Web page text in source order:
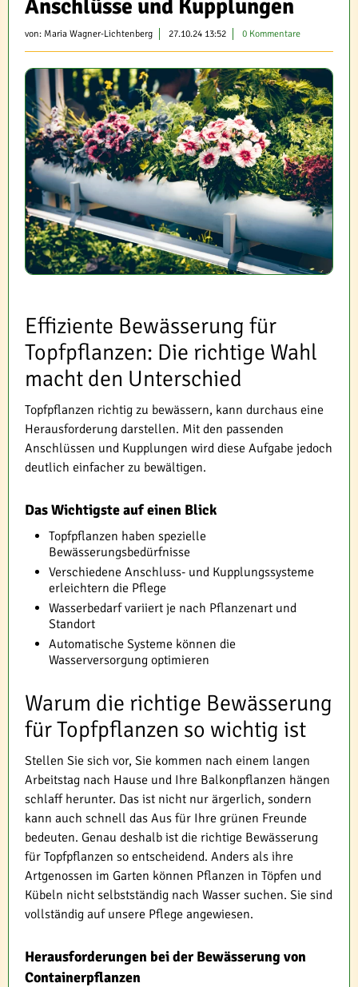
Anschlüsse und Kupplungen
von: Maria Wagner-Lichtenberg 27.10.24 13:52 0 Kommentare
Effiziente Bewässerung für
Topfpflanzen: Die richtige Wahl
macht den Unterschied
Topfpflanzen richtig zu bewässern, kann durchaus eine
Herausforderung darstellen. Mit den passenden
Anschlüssen und Kupplungen wird diese Aufgabe jedoch
deutlich einfacher zu bewältigen.
Das Wichtigste auf einen Blick
Topfpflanzen haben spezielle
Bewässerungsbedürfnisse
Verschiedene Anschluss- und Kupplungssysteme
erleichtern die Pflege
Wasserbedarf variiert je nach Pflanzenart und
Standort
Automatische Systeme können die
Wasserversorgung optimieren
Warum die richtige Bewässerung
für Topfpflanzen so wichtig ist
Stellen Sie sich vor, Sie kommen nach einem langen
Arbeitstag nach Hause und Ihre Balkonpflanzen hängen
schlaff herunter. Das ist nicht nur ärgerlich, sondern
kann auch schnell das Aus für Ihre grünen Freunde
bedeuten. Genau deshalb ist die richtige Bewässerung
für Topfpflanzen so entscheidend. Anders als ihre
Artgenossen im Garten können Pflanzen in Töpfen und
Kübeln nicht selbstständig nach Wasser suchen. Sie sind
vollständig auf unsere Pflege angewiesen.
Herausforderungen bei der Bewässerung von
Containerpflanzen